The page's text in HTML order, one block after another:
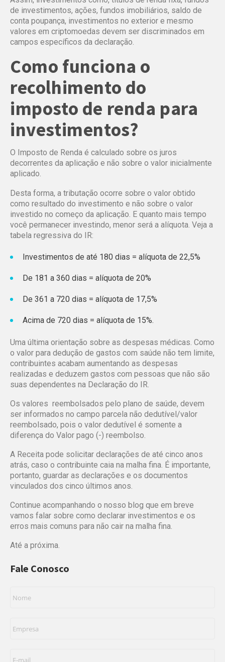
de investimentos, ações, fundos imobiliários, saldo de
conta poupança, investimentos no exterior e mesmo
valores em criptomoedas devem ser discriminados em
campos específicos da declaração.
Como funciona o
recolhimento do
imposto de renda para
investimentos?
O Imposto de Renda é calculado sobre os juros
decorrentes da aplicação e não sobre o valor inicialmente
aplicado.
Desta forma, a tributação ocorre sobre o valor obtido
como resultado do investimento e não sobre o valor
investido no começo da aplicação. E quanto mais tempo
você permanecer investindo, menor será a alíquota. Veja a
tabela regressiva do IR:
Investimentos de até 180 dias = alíquota de 22,5%
De 181 a 360 dias = alíquota de 20%
De 361 a 720 dias = alíquota de 17,5%
Acima de 720 dias = alíquota de 15%.
Uma última orientação sobre as despesas médicas. Como
o valor para dedução de gastos com saúde não tem limite,
contribuintes acabam aumentando as despesas
realizadas e deduzem gastos com pessoas que não são
suas dependentes na Declaração do IR.
Os valores reembolsados pelo plano de saúde, devem
ser informados no campo parcela não dedutível/valor
reembolsado, pois o valor dedutível é somente a
diferença do Valor pago (-) reembolso.
A Receita pode solicitar declarações de até cinco anos
atrás, caso o contribuinte caia na malha fina. É importante,
portanto, guardar as declarações e os documentos
vinculados dos cinco últimos anos.
Continue acompanhando o nosso blog que em breve
vamos falar sobre como declarar investimentos e os
erros mais comuns para não cair na malha fina.
Até a próxima.
Fale Conosco